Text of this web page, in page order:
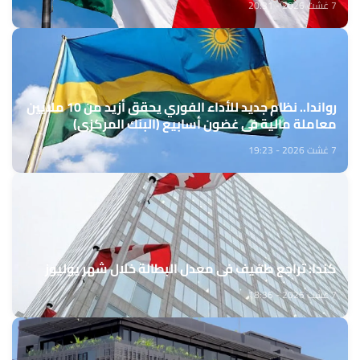
7 غشت 2026 - 20:31
رواندا.. نظام جديد للأداء الفوري يحقق أزيد من 10 ملايين
معاملة مالية في غضون أسابيع (البنك المركزي)
7 غشت 2026 - 19:23
كندا: تراجع طفيف في معدل البطالة خلال شهر يوليوز
7 غشت 2026 - 18:36